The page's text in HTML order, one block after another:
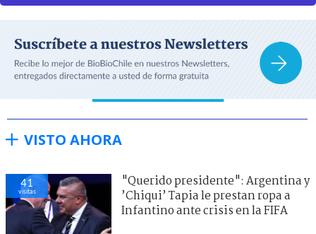
VISTO AHORA
41
visitas
"Querido presidente": Argentina y
’Chiqui’ Tapia le prestan ropa a
Infantino ante crisis en la FIFA